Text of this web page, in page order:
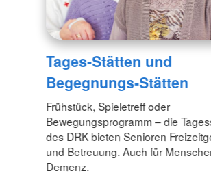
Tages-Stätten und
Begegnungs-Stätten
Frühstück, Spieletreff oder
Bewegungsprogramm – die
des DRK bieten Senioren
und Betreuung. Auch für
Demenz.